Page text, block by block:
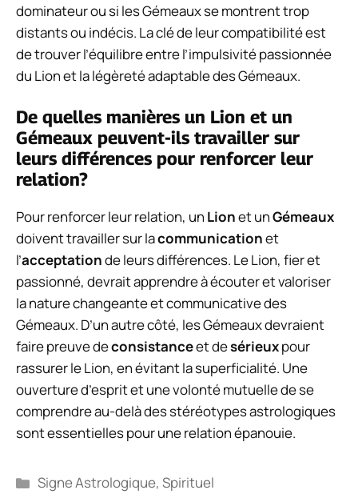
dominateur ou si les Gémeaux se montrent trop
distants ou indécis. La clé de leur compatibilité est
de trouver l’équilibre entre l’impulsivité passionnée
du Lion et la légèreté adaptable des Gémeaux.
De quelles manières un Lion et un
Gémeaux peuvent-ils travailler sur
leurs différences pour renforcer leur
relation?
Pour renforcer leur relation, un Lionet unGémeaux
doivent travailler sur lacommunicationet
l’acceptationde leurs différences. Le Lion, fier et
passionné, devrait apprendre à écouter et valoriser
la nature changeante et communicative des
Gémeaux. D’un autre côté, les Gémeaux devraient
faire preuve deconsistanceet desérieuxpour
rassurer le Lion, en évitant la superficialité. Une
ouverture d’esprit et une volonté mutuelle de se
comprendre au-delà des stéréotypes astrologiques
sont essentielles pour une relation épanouie.
Catégories
Signe Astrologique,Spirituel